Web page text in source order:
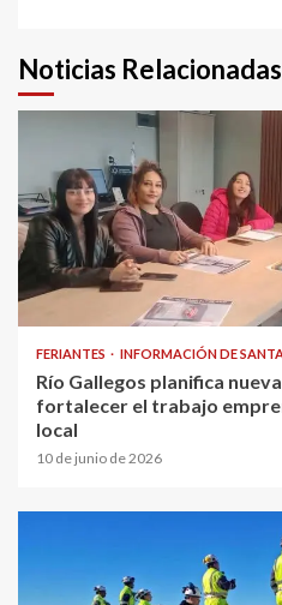
Noticias Relacionadas
FERIANTES INFORMACIÓN DE
Río Gallegos planifica
fortalecer el trabajo
local
10 de junio de 2026